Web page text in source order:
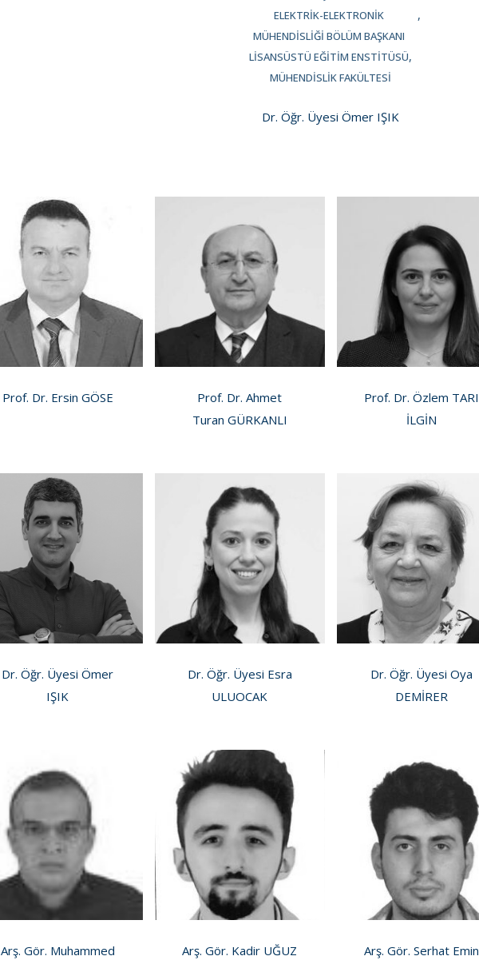
ELEKTRIK-ELEKTRONIK
MÜHENDISLIĞI BÖLÜM BAŞKANI
LISANSÜSTÜ EĞITIM ENSTITÜSÜ
MÜHENDISLIK FAKÜLTESI
Dr. Öğr. Üyesi Ömer IŞIK
Prof. Dr. Ersin GÖSE
Prof. Dr. Ahmet
Turan GÜRKANLI
Prof. Dr. Özlem TARI
İLGİN
Dr. Öğr. Üyesi Ömer
IŞIK
Dr. Öğr. Üyesi Esra
ULUOCAK
Dr. Öğr. Üyesi Oya
DEMİRER
Arş. Gör. Muhammed
Arş. Gör. Kadir UĞUZ
Arş. Gör. Serhat Emin